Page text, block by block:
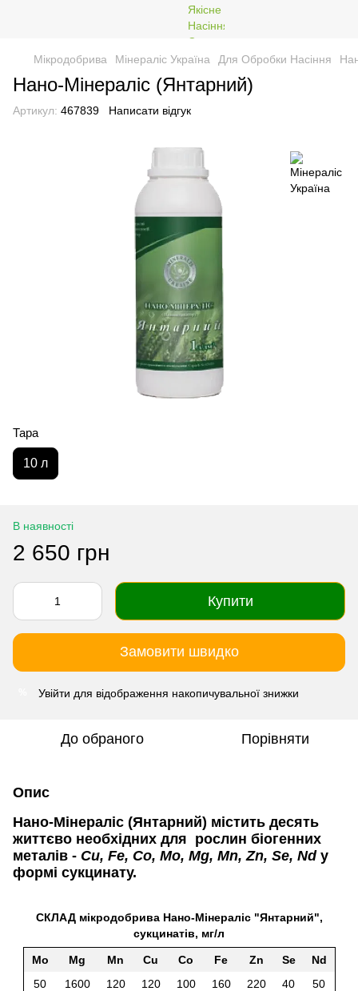
Мікродобрива Мінераліс Україна Для Обробки Насіння
Нано-Мінераліс (Янтарний)
Артикул: 467839 Написати відгук
Тара
10 л
В наявності
2 650 грн
Купити
Замовити швидко
Увійти для відображення накопичувальної знижки
До обраного Порівняти
Опис
Нано-Мінераліс (Янтарний) містить десять
життєво необхідних для рослин біогенних
металів - Cu, Fe, Co, Mo, Mg, Mn, Zn, Se, Ndу
формі сукцинату.
СКЛАД мікродобрива Нано-Мінераліс "Янтарний",
сукцинатів, мг/л
Mo Mg Mn Cu Co Fe Zn Se
Nd
50
1600 120 120 100 160 220 40 50